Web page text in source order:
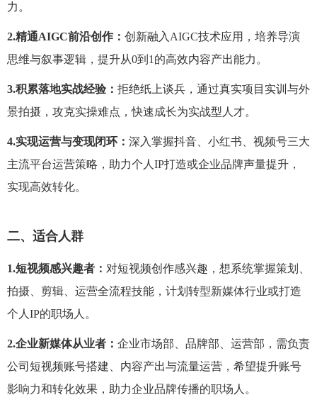
力。
2.精通AIGC前沿创作： 创新融入 AIGC技术应用，培养导演
思维与叙事逻辑，提升从0到 1 的高效内容产出能力。
3.积累落地实战经验： 拒绝纸上谈兵，通过真实项目实训与外
景拍摄，攻克实操难点，快速成长为实战型人才。
4.实现运营与变现闭环： 深入掌握抖音、小红书、视频号三大
主流平台运营策略，助力个人 IP打造或企业品牌声量提升，
实现高效转化。
二、 适合人群
1.短视频感兴趣者： 对短视频创作感兴趣，想系统掌握策划、
拍摄、剪辑、运营全流程技能，计划转型新媒体行业或打造
个人 IP的职场人。
2.企业新媒体从业者： 企业市场部、品牌部、运营部，需负责
公司短视频账号搭建、内容产出与流量运营，希望提升账号
影响力和转化效果，助力企业品牌传播的职场人。